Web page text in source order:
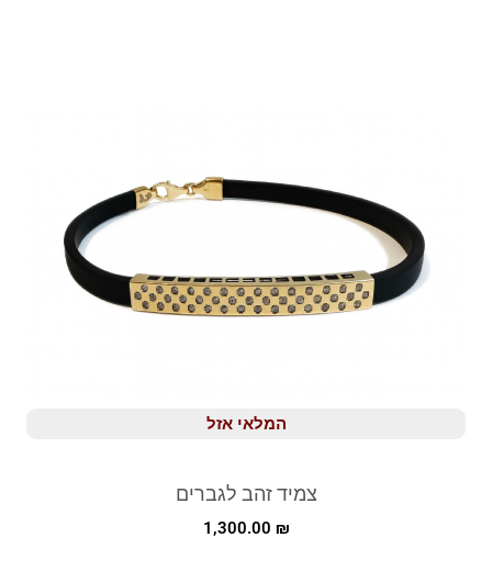
המלאי אזל
צמיד זהב לגברים
1,300.00 ₪